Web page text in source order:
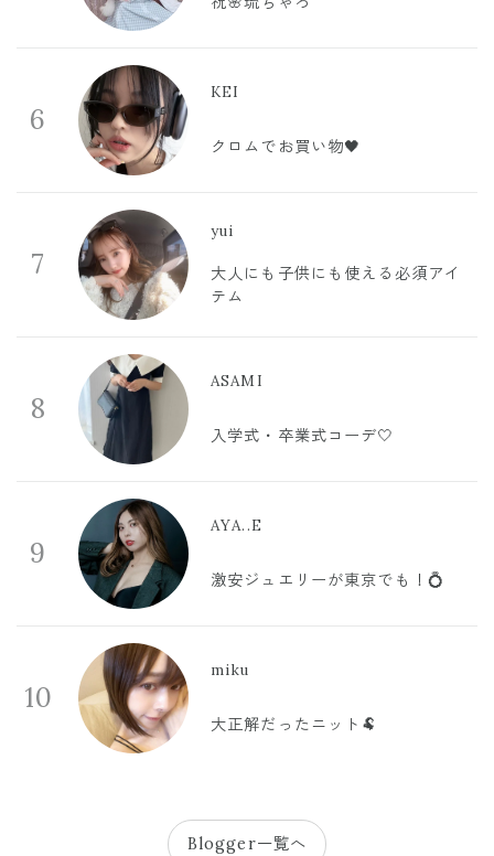
6
KEI
クロムでお買い物🖤
7
yui
大人にも子供にも使える必須アイ
テム
8
ASAMI
入学式・卒業式コーデ🤍
9
AYA..E
激安ジュエリーが東京でも！💍
10
miku
大正解だったニット🐏
Blogger一覧へ